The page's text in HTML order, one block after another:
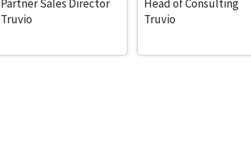
Partner Sales Director
Truvio
Head of Consulting
Truvio